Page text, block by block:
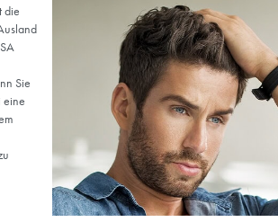
ihrer einzigartigen und
wie zahlreiche
Auch wenn Sie als Amerikaner
Reiseziel ist!
Reisen in die USA vs.
Wenn Sie in den USA ansässig sind, ist
Nicht-US-Bürger gibt es jedoch etwas zu